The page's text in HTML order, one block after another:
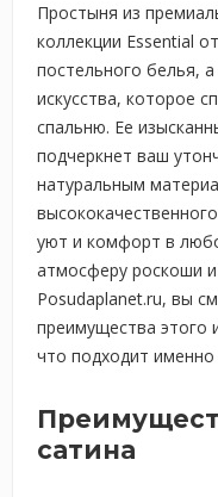
Простыня из
коллекции Essential
постельного белья,
искусства, которое
спальню. Ее
подчеркнет ваш
натуральным
уют и комфорт в
атмосферу роскоши
Posudaplanet.ru, вы
преимущества этого
что подходит именно
сатина